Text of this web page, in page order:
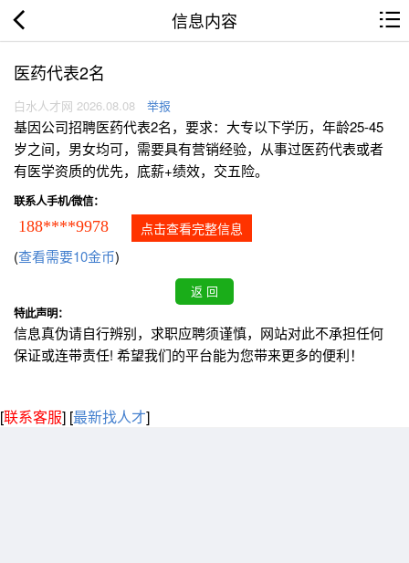
信息内容
医药代表2名
白水人才网 2026.08.08 举报
基因公司招聘医药代表2名，要求：大专以下学历，年龄25-45
岁之间，男女均可，需要具有营销经验，从事过医药代表或者
有医学资质的优先，底薪+绩效，交五险。
联系人手机/微信：
188****9978 点击查看完整信息
(查看需要10金币)
特此声明：
信息真伪请自行辨别，求职应聘须谨慎，网站对此不承担任何
保证或连带责任! 希望我们的平台能为您带来更多的便利！
[联系客服] [最新找人才]